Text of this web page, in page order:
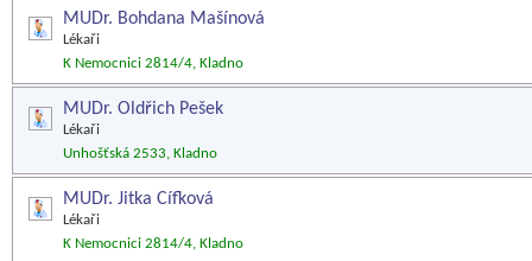
MUDr. Bohdana Mašínová
Lékaři
K Nemocnici 2814/4, Kladno
MUDr. Oldřich Pešek
Lékaři
Unhošťská 2533, Kladno
MUDr. Jitka Cífková
Lékaři
K Nemocnici 2814/4, Kladno